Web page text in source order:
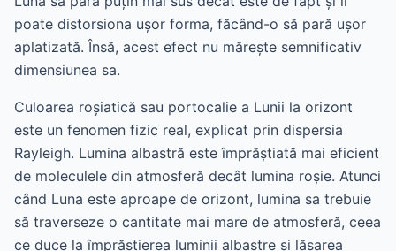
poate distorsiona ușor forma, făcând-o să pară ușor
aplatizată. Însă, acest efect nu mărește semnificativ
dimensiunea sa.
Culoarea roșiatică sau portocalie a Lunii la orizont
este un fenomen fizic real, explicat prin dispersia
Rayleigh. Lumina albastră este împrăștiată mai eficient
de moleculele din atmosferă decât lumina roșie. Atunci
când Luna este aproape de orizont, lumina sa trebuie
să traverseze o cantitate mai mare de atmosferă, ceea
ce duce la împrăștierea luminii albastre și lăsarea